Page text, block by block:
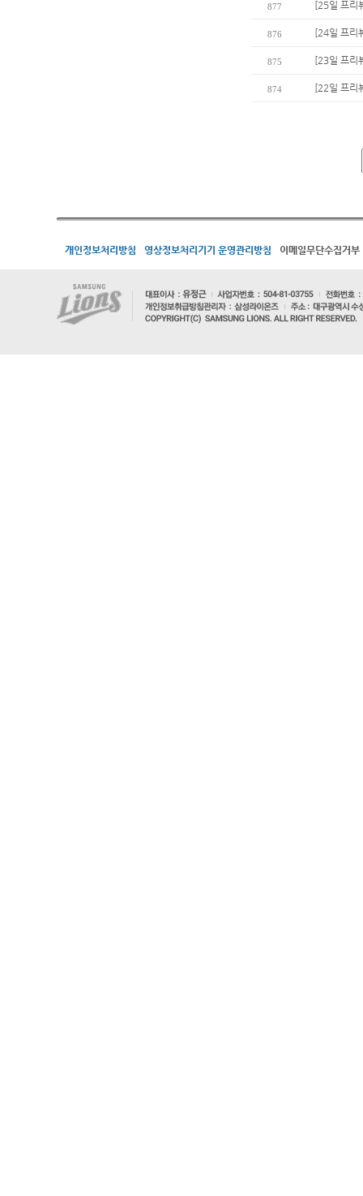
877 [25일 프리
876 [24일 프리
875 [23일 프리
874 [22일 프리
개인정보처리방침 영상정보처리기기 운영관리방침 이메일무단수집거부